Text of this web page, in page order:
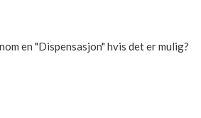
en "Dispensasjon" hvis det er mulig?